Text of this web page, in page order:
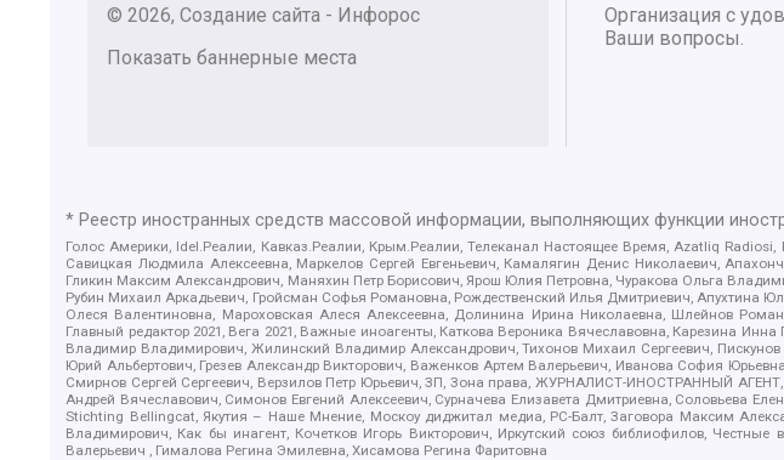
© 2026, Создание сайта - Инфорос
Показать баннерные места
Организация с
Ваши вопросы.
* Реестр иностранных средств массовой информации, выполняющих функции
Голос Америки, Idel.Реалии, Кавказ.Реалии, Крым.Реалии, Телеканал Настоящее Время, Azatliq
Савицкая Людмила Алексеевна, Маркелов Сергей Евгеньевич, Камалягин Денис Николаевич,
Гликин Максим Александрович, Маняхин Петр Борисович, Ярош Юлия Петровна, Чуракова Ольга
Рубин Михаил Аркадьевич, Гройсман Софья Романовна, Рождественский Илья Дмитриевич, Апухтина
Олеся Валентиновна, Мароховская Алеся Алексеевна, Долинина Ирина Николаевна, Шлейнов
Главный редактор 2021, Вега 2021, Важные иноагенты, Каткова Вероника Вячеславовна, Карезина
Владимир Владимирович, Жилинский Владимир Александрович, Тихонов Михаил Сергеевич, Пискунов
Юрий Альбертович, Грезев Александр Викторович, Важенков Артем Валерьевич, Иванова София
Смирнов Сергей Сергеевич, Верзилов Петр Юрьевич, ЗП, Зона права, ЖУРНАЛИСТ-ИНОСТРАННЫЙ
Андрей Вячеславович, Симонов Евгений Алексеевич, Сурначева Елизавета Дмитриевна, Соловьева
Stichting Bellingcat, Якутия – Наше Мнение, Москоу диджитал медиа, РС-Балт, Заговора Максим
Владимирович, Как бы инагент, Кочетков Игорь Викторович, Иркутский союз библиофилов,
Валерьевич , Гималова Регина Эмилевна, Хисамова Регина Фаритовна